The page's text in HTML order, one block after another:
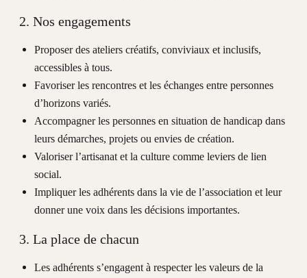
2. Nos engagements
Proposer des ateliers créatifs, conviviaux et inclusifs,
accessibles à tous.
Favoriser les rencontres et les échanges entre personnes
d’horizons variés.
Accompagner les personnes en situation de handicap dans
leurs démarches, projets ou envies de création.
Valoriser l’artisanat et la culture comme leviers de lien
social.
Impliquer les adhérents dans la vie de l’association et leur
donner une voix dans les décisions importantes.
3. La place de chacun
Les adhérents s’engagent à respecter les valeurs de la